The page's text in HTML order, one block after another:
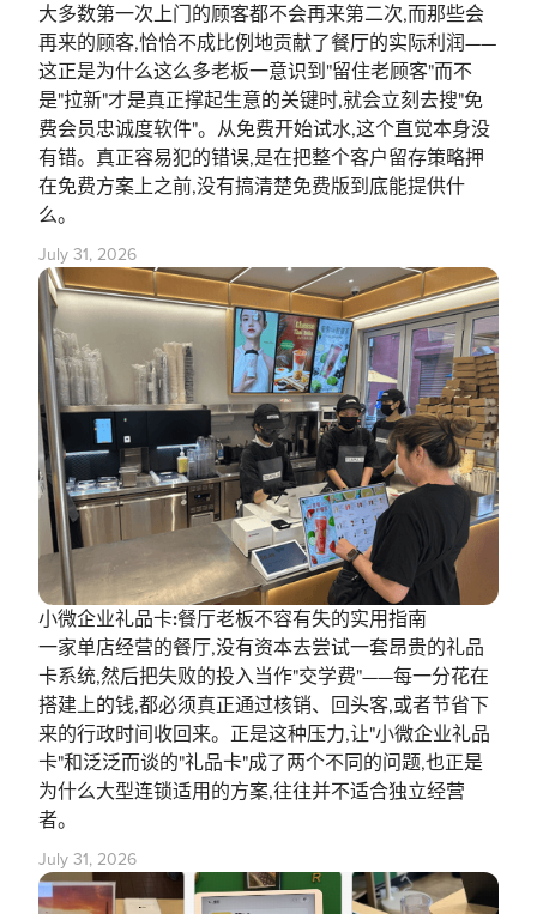
大多数第一次上门的顾客都不会再来第二次,而那些会
再来的顾客,恰恰不成比例地贡献了餐厅的实际利润——
这正是为什么这么多老板一意识到"留住老顾客"而不
是"拉新"才是真正撑起生意的关键时,就会立刻去搜"免
费会员忠诚度软件"。从免费开始试水,这个直觉本身没
有错。真正容易犯的错误,是在把整个客户留存策略押
在免费方案上之前,没有搞清楚免费版到底能提供什
么。
July 31, 2026
小微企业礼品卡:餐厅老板不容有失的实用指南
一家单店经营的餐厅,没有资本去尝试一套昂贵的礼品
卡系统,然后把失败的投入当作"交学费"——每一分花在
搭建上的钱,都必须真正通过核销、回头客,或者节省下
来的行政时间收回来。正是这种压力,让"小微企业礼品
卡"和泛泛而谈的"礼品卡"成了两个不同的问题,也正是
为什么大型连锁适用的方案,往往并不适合独立经营
者。
July 31, 2026